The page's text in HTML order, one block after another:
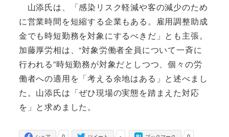
山添氏は、「感染リスク軽減や客の減少のため
に営業時間を短縮する企業もある。雇用調整助成
金でも時短勤務を対象にするべきだ」とも主張。
加藤厚労相は、“対象労働者全員について一斉に
行われる”時短勤務が対象だとしつつ、個々の労
働者への適用を「考える余地はある」と述べまし
た。山添氏は「ぜひ現場の実態を踏まえた対応
を」と求めました。